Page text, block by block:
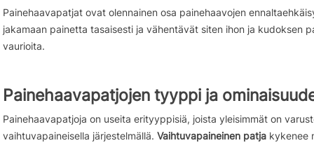
Painehaavapatjat ovat olennainen osa painehaavojen
jakamaan painetta tasaisesti ja vähentävät siten ihon ja kudoksen
vaurioita.
Painehaavapatjojen tyyppi ja
Painehaavapatjoja on useita erityyppisiä, joista yleisimmät on
vaihtuvapaineisella järjestelmällä. Vaihtuvapaineinen patja kykenee